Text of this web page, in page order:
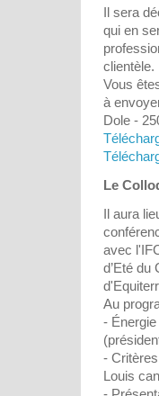
Il sera
qui en
clientèle.
Vous
à
Dole -
Le
Il aura
avec
d’Eté du
Au
-
-
Louis